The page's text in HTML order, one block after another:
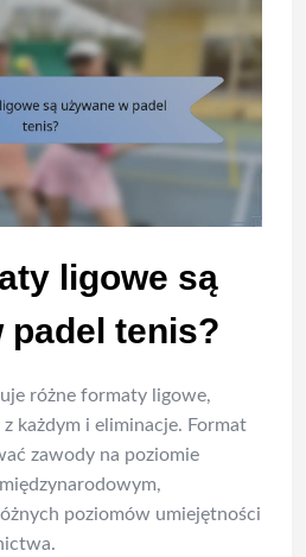
ligowe są
padel tenis?
różne formaty ligowe,
z każdym i eliminacje. Format
zawody na poziomie
poziomów umiejętności